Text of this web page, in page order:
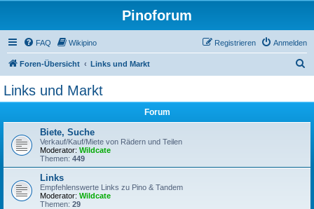
Pinoforum
FAQ Wikipino Anmelden
Registrieren
Foren-Übersicht Links und Markt
Links und Markt
Forum
Biete, Suche
Verkauf/Kauf/Miete von Rädern und Teilen
Moderator: Wildcate
Themen: 449
Links
Empfehlenswerte Links zu Pino & Tandem
Moderator: Wildcate
Themen: 29